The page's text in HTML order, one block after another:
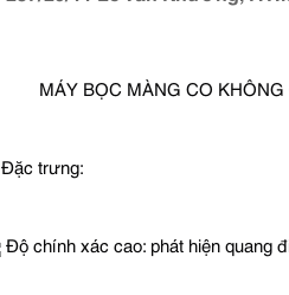
MÁY BỌC MÀNG CO
Đặc trưng:
Độ chính xác cao: phát hiện quang